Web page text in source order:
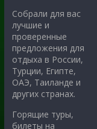
Собрали для вас
лучшие и
проверенные
предложения для
отдыха в России,
Турции, Египте,
ОАЭ, Таиланде и
других странах.
Горящие туры,
билеты на